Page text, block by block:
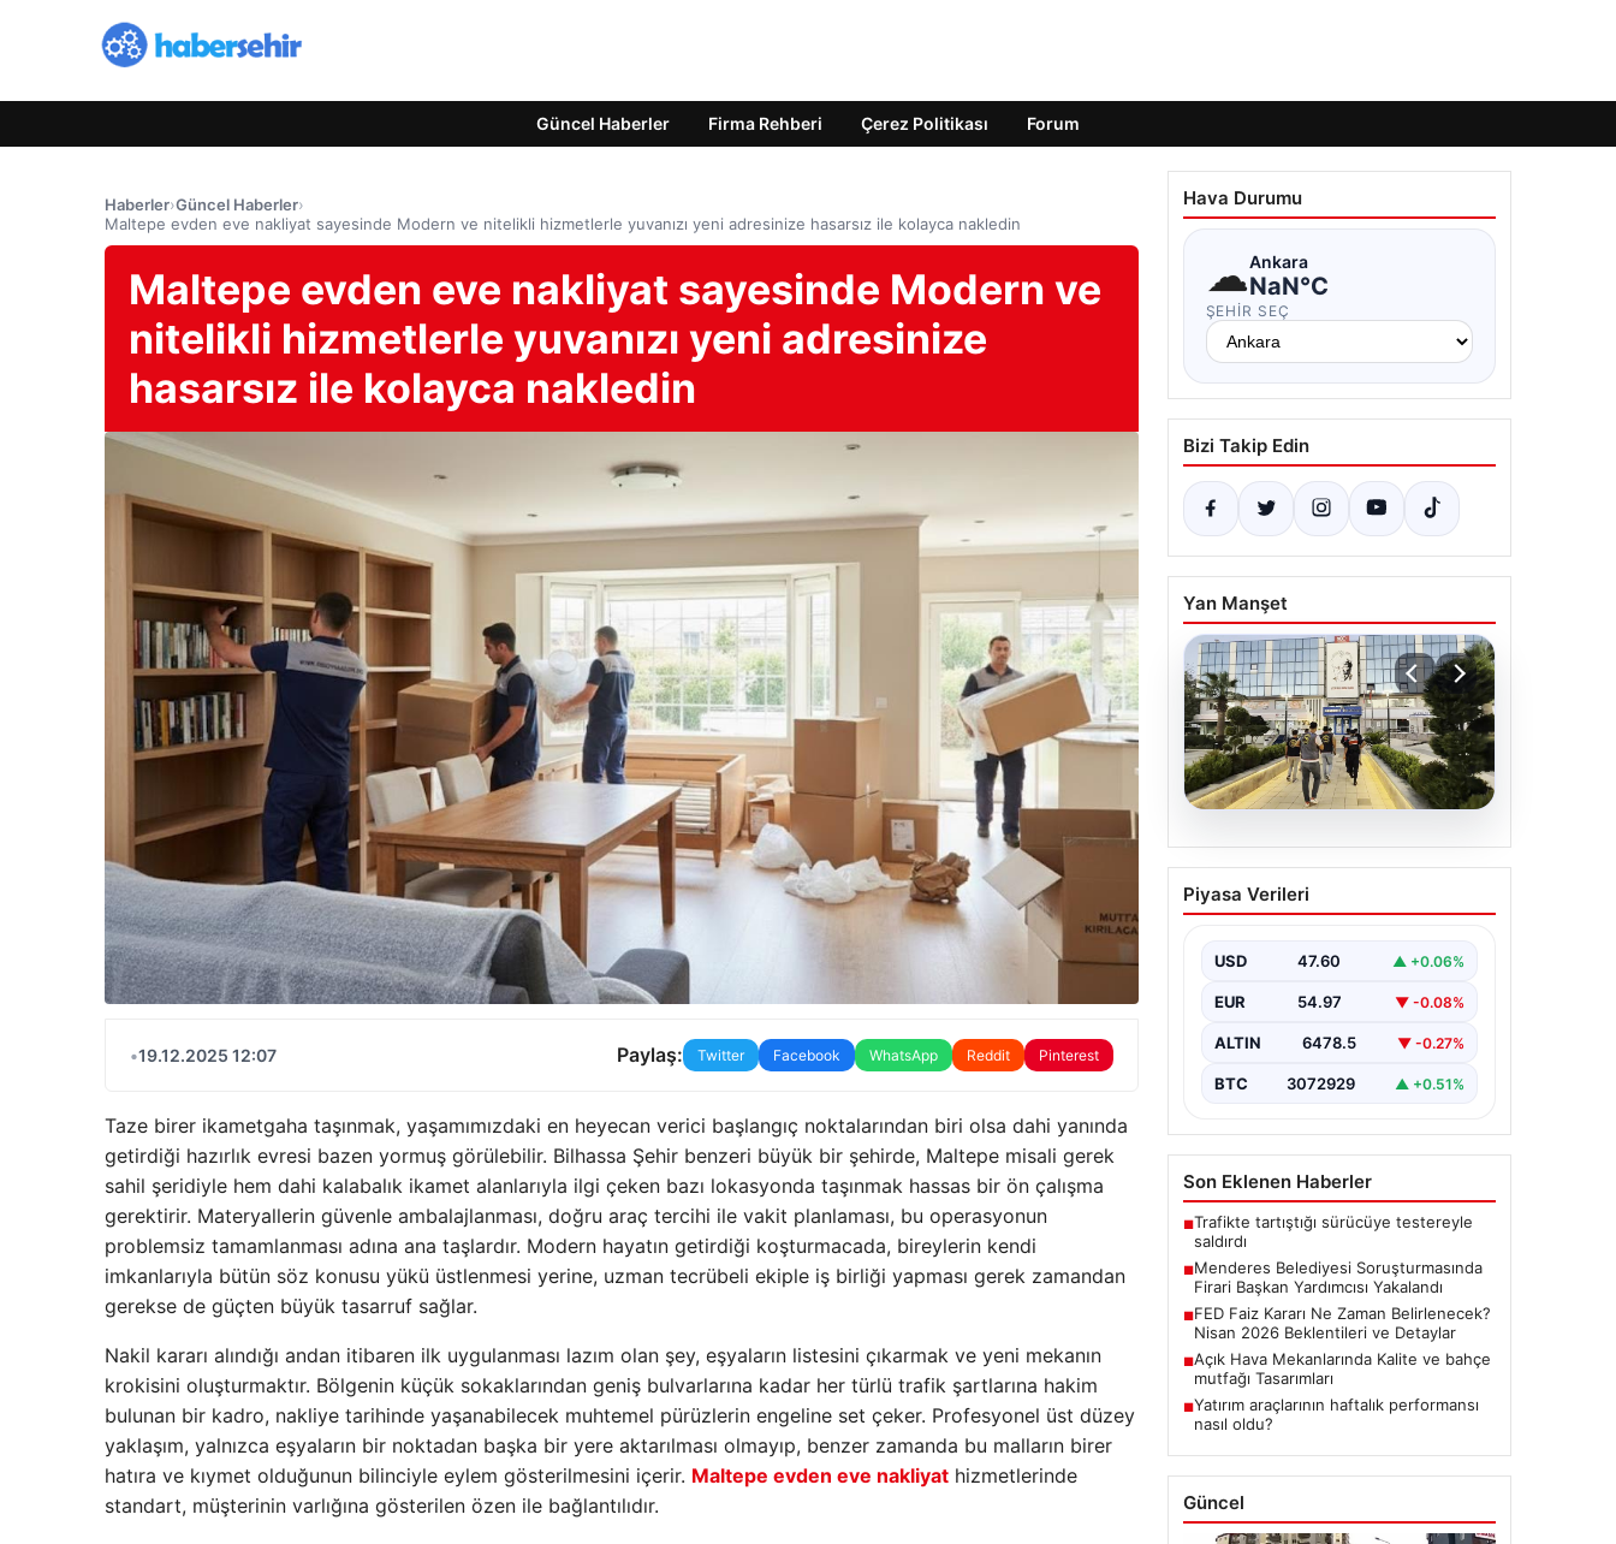
Güncel Haberler Firma Rehberi Çerez Politikası Forum
Haberler›Güncel Haberler›
Maltepe evden eve nakliyat sayesinde Modern ve nitelikli hizmetlerle yuvanızı yeni adresinize hasarsız ile kolayca nakledin
Maltepe evden eve nakliyat sayesinde Modern ve
nitelikli hizmetlerle yuvanızı yeni adresinize
hasarsız ile kolayca nakledin
•19.12.2025 12:07 Paylaş: Twitter Facebook WhatsApp Reddit Pinterest
Taze birer ikametgaha taşınmak, yaşamımızdaki en heyecan verici başlangıç noktalarından biri olsa dahi yanında
getirdiği hazırlık evresi bazen yormuş görülebilir. Bilhassa Şehir benzeri büyük bir şehirde, Maltepe misali gerek
sahil şeridiyle hem dahi kalabalık ikamet alanlarıyla ilgi çeken bazı lokasyonda taşınmak hassas bir ön çalışma
gerektirir. Materyallerin güvenle ambalajlanması, doğru araç tercihi ile vakit planlaması, bu operasyonun
problemsiz tamamlanması adına ana taşlardır. Modern hayatın getirdiği koşturmacada, bireylerin kendi
imkanlarıyla bütün söz konusu yükü üstlenmesi yerine, uzman tecrübeli ekiple iş birliği yapması gerek zamandan
gerekse de güçten büyük tasarruf sağlar.
Nakil kararı alındığı andan itibaren ilk uygulanması lazım olan şey, eşyaların listesini çıkarmak ve yeni mekanın
krokisini oluşturmaktır. Bölgenin küçük sokaklarından geniş bulvarlarına kadar her türlü trafik şartlarına hakim
bulunan bir kadro, nakliye tarihinde yaşanabilecek muhtemel pürüzlerin engeline set çeker. Profesyonel üst düzey
yaklaşım, yalnızca eşyaların bir noktadan başka bir yere aktarılması olmayıp, benzer zamanda bu malların birer
hatıra ve kıymet olduğunun bilinciyle eylem gösterilmesini içerir. Maltepe evden eve nakliyat hizmetlerinde
standart, müşterinin varlığına gösterilen özen ile bağlantılıdır.
Hava Durumu
☁Ankara
NaN°C
ŞEHIR SEÇ
Bizi Takip Edin
Yan Manşet
05.08.2026
Menderes Belediyesi
Soruşturmasında Firari
Yakalandı
İzmir’in Menderes ilçesinde
yürütülen geniş çaplı bir
soruşturma kapsamında, Belediye
Başkan Yardımcısı Rüzgar
Piyasa Verileri
USD 47.60 ▲ +0.06%
EUR 54.97 ▼ -0.08%
ALTIN 6478.5 ▼ -0.27%
BTC 3072929 ▲ +0.51%
Son Eklenen Haberler
■Trafikte tartıştığı sürücüye testereyle
saldırdı
■Menderes Belediyesi Soruşturmasında
Firari Başkan Yardımcısı Yakalandı
■FED Faiz Kararı Ne Zaman Belirlenecek?
Nisan 2026 Beklentileri ve Detaylar
■Açık Hava Mekanlarında Kalite ve bahçe
mutfağı Tasarımları
■Yatırım araçlarının haftalık performansı
nasıl oldu?
Güncel